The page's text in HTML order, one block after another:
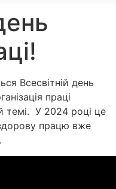
Всесвітній день
праці
темі. У 2024 році це
працю вже